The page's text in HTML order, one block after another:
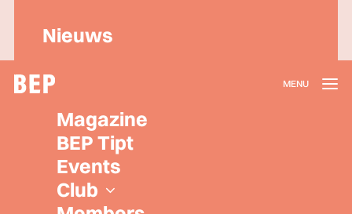
Magazine
BEP Tipt
Events
Club
Nieuws
Lidmaatschap
Herroepen
Privacy policy
Algemene voorwaarden